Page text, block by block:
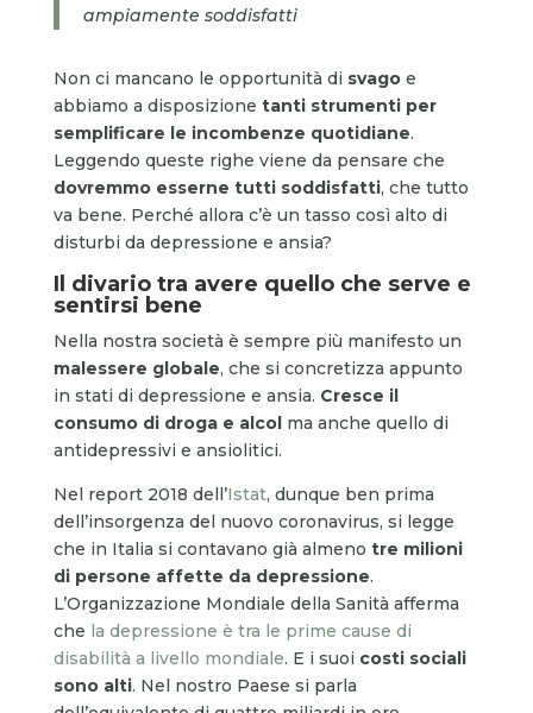
ampiamente soddisfatti
Non ci mancano le opportunità di svagoe
abbiamo a disposizione tanti strumenti per
semplificare le incombenze quotidiane.
Leggendo queste righe viene da pensare che
dovremmo esserne tutti soddisfatti, che tutto
va bene. Perché allora c’è un tasso così alto di
disturbi da depressione e ansia?
Il divario tra avere quello che serve e
sentirsi bene
Nella nostra società è sempre più manifesto un
malessere globale, che si concretizza appunto
in stati di depressione e ansia. Cresce il
consumo di droga e alcolma anche quello di
antidepressivi e ansiolitici.
Nel report 2018 dell’Istat, dunque ben prima
dell’insorgenza del nuovo coronavirus, si legge
che in Italia si contavano già almeno tre milioni
di persone affette da depressione.
L’Organizzazione Mondiale della Sanità afferma
che la depressione è tra le prime cause di
disabilità a livello mondiale. E i suoi costi sociali
sono alti. Nel nostro Paese si parla